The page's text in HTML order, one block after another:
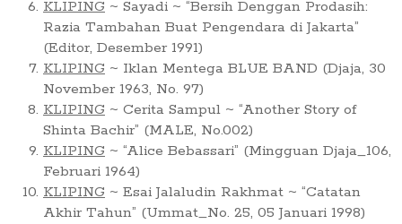
KLIPING ~ Sayadi ~ “Bersih Denggan Prodasih:
Razia Tambahan Buat Pengendara di Jakarta”
(Editor, Desember 1991)
KLIPING ~ Iklan Mentega BLUE BAND (Djaja, 30
November 1963, No. 97)
KLIPING ~ Cerita Sampul ~ “Another Story of
Shinta Bachir” (MALE, No.002)
KLIPING ~ “Alice Bebassari” (Mingguan Djaja_106,
Februari 1964)
KLIPING ~ Esai Jalaludin Rakhmat ~ “Catatan
Akhir Tahun” (Ummat_No. 25, 05 Januari 1998)